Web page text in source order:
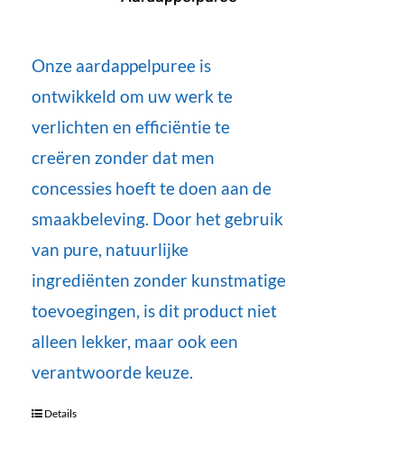
Onze aardappelpuree is
ontwikkeld om uw werk te
verlichten en efficiëntie te
creëren zonder dat men
concessies hoeft te doen aan de
smaakbeleving. Door het gebruik
van pure, natuurlijke
ingrediënten zonder kunstmatige
toevoegingen, is dit product niet
alleen lekker, maar ook een
verantwoorde keuze.
Details